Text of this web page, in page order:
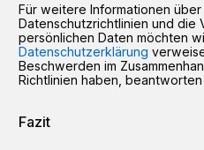
Für weitere Informationen über
Datenschutzrichtlinien und die
persönlichen Daten möchten
Datenschutzerklärung
Beschwerden im
Richtlinien haben,
Fazit